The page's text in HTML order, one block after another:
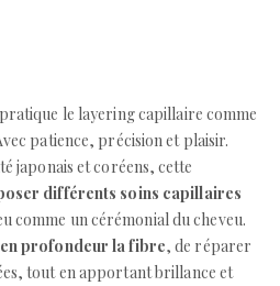
le layering capillaire comme
patience, précision et plaisir.
japonais et coréens, cette
différents soins capillaires
comme un cérémonial du cheveu.
profondeur la fibre, de réparer
tout en apportant brillance et